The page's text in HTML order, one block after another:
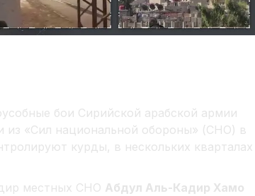
бои Сирийской арабской армии
из «Сил национальной обороны» (СНО) в
курды, в нескольких кварталах
местных СНО Абдул Аль-Кадир Хамо